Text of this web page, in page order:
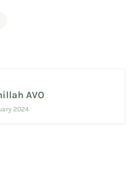
AVO
2024